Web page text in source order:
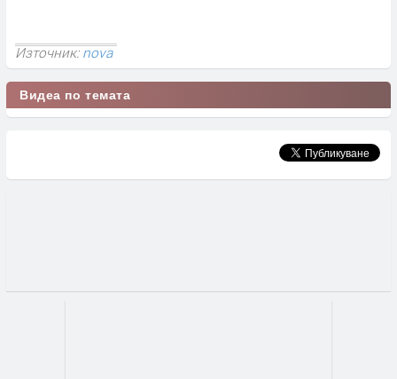
Източник:nova
Видеа по темата